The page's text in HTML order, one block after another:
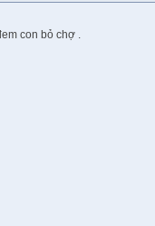
con bỏ chợ .